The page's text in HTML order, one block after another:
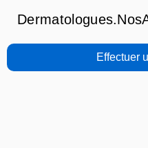
Effectuer